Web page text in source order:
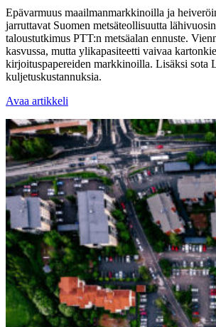
Epävarmuus maailmanmarkkinoilla ja
jarruttavat Suomen metsäteollisuutta
taloustutkimus PTT:n metsäalan ennuste.
kasvussa, mutta ylikapasiteetti vaivaa
kirjoituspapereiden markkinoilla. Lisäksi sota
kuljetuskustannuksia.
Avaa artikkeli